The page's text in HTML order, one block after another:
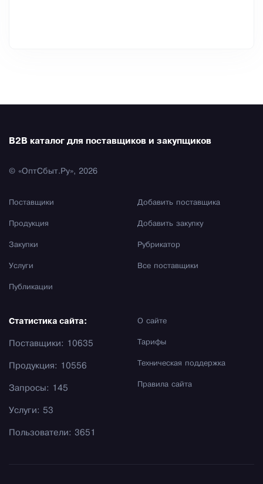
B2B каталог для поставщиков и закупщиков
© «ОптСбыт.Ру», 2026
Поставщики
Продукция
Закупки
Услуги
Публикации
Добавить поставщика
Добавить закупку
Рубрикатор
Все поставщики
О сайте
Тарифы
Техническая поддержка
Правила сайта
Статистика сайта:
Поставщики: 10635
Продукция: 10556
Запросы: 145
Услуги: 53
Пользователи: 3651